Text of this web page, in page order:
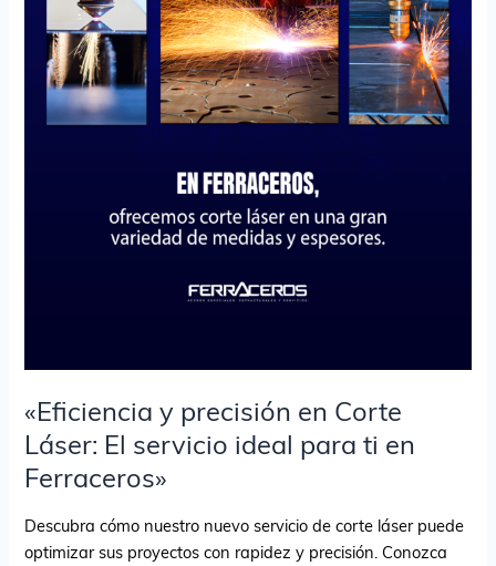
«Eficiencia y precisión en Corte
Láser: El servicio ideal para ti en
Ferraceros»
Descubra cómo nuestro nuevo servicio de corte láser puede
optimizar sus proyectos con rapidez y precisión. Conozca
servicio
ideal
para